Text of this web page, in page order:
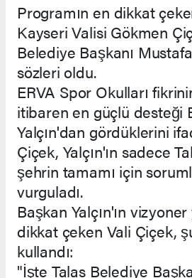
Programın en dikkat
Kayseri Valisi Gökmen
Belediye Başkanı
sözleri oldu.
ERVA Spor Okulları
itibaren en güçlü desteği
Yalçın'dan gördüklerini
Çiçek, Yalçın'ın sadece
şehrin tamamı için
vurguladı.
Başkan Yalçın'ın vizyoner
dikkat çeken Vali Çiçek,
kullandı:
"İşte Talas Belediye